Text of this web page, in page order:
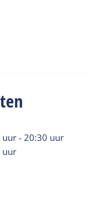
uur -20:30 uur
uur